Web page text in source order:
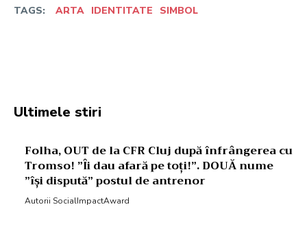
TAGS: ARTA IDENTITATE SIMBOL
Ultimele stiri
Folha, OUT de la CFR Cluj după înfrângerea cu
Tromso! ”Îi dau afară pe toți!”. DOUĂ nume
”își dispută” postul de antrenor
Autorii SocialImpactAward